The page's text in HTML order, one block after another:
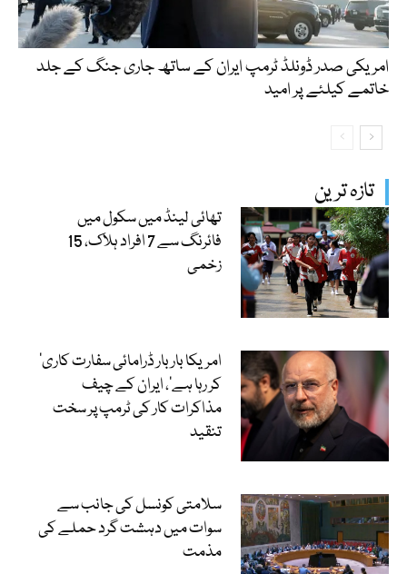
تازہ ترین
تھائی لینڈ میں سکول میں
فائرنگ سے 7 افراد ہلاک، 15
زخمی
’امریکا بار بار ڈرامائی سفارت کاری
کر رہا ہے‘، ایران کے چیف
مذاکرات کار کی ٹرمپ پر سخت
تنقید
سلامتی کونسل کی جانب سے
سوات میں دہشت گرد حملے کی
مذمت
امریکی صدر ڈونلڈ ٹرمپ ایران کے ساتھ جاری جنگ کے جلد
خاتمے کیلئے پر امید